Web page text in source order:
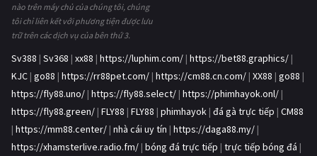
nào trên máy chủ của chúng tôi, chúng
tôi chỉ liên kết với phương tiện được lưu
trữ trên các dịch vụ của bên thứ 3.
Sv388 | Sv368 | xx88 | https://luphim.com/ | https://bet88.graphics/ |
KJC | go88 | https://rr88pet.com/ | https://cm88.cn.com/ | XX88 | go88 |
https://fly88.uno/ | https://fly88.select/ | https://phimhayok.onl/ |
https://fly88.green/ | FLY88 | FLY88 | phimhayok | đá gà trực tiếp | CM88
| https://mm88.center/ | nhà cái uy tín | https://daga88.my/ |
https://xhamsterlive.radio.fm/ | bóng đá trực tiếp | trực tiếp bóng đá |